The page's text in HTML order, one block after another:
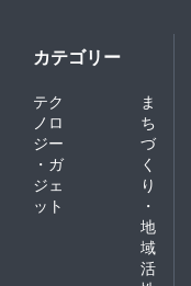
カテゴリー
テク
ノロ
ジー
・ガ
ジェ
ット
ま
ち
づ
く
り
・
地
域
活